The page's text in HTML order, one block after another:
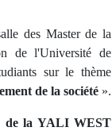
des Master de la
de l'Université de
sur le thème
de la société ».
de la YALI WEST